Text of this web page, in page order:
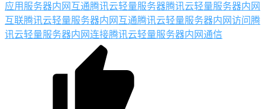
应用服务器内网互通腾讯云轻量服务器腾讯云轻量服务器内网
互联腾讯云轻量服务器内网互通腾讯云轻量服务器内网访问 腾
讯云轻量服务器内网连接腾讯云轻量服务器内网通信